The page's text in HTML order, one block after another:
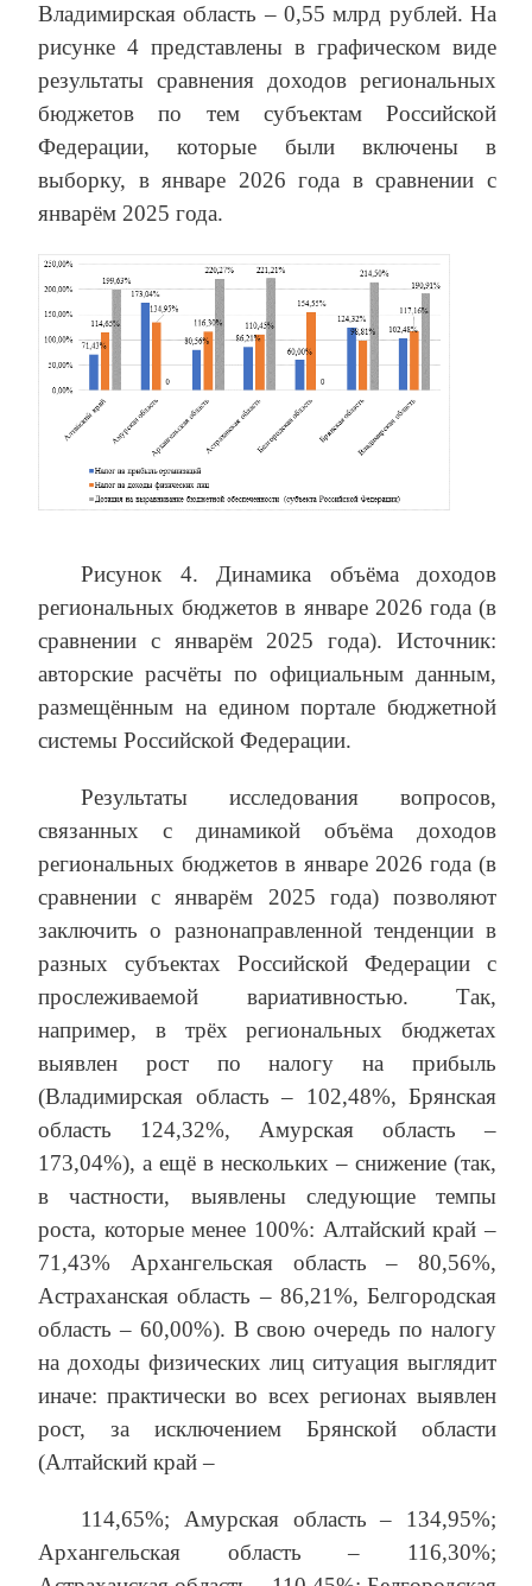
Владимирская область – 0,55 млрд рублей. На
рисунке 4 представлены в графическом виде
результаты сравнения доходов региональных
бюджетов по тем субъектам Российской
Федерации, которые были включены в
выборку, в январе 2026 года в сравнении с
январём 2025 года.
Рисунок 4. Динамика объёма доходов
региональных бюджетов в январе 2026 года (в
сравнении с январём 2025 года). Источник:
авторские расчёты по официальным данным,
размещённым на едином портале бюджетной
системы Российской Федерации.
Результаты исследования вопросов,
связанных с динамикой объёма доходов
региональных бюджетов в январе 2026 года (в
сравнении с январём 2025 года) позволяют
заключить о разнонаправленной тенденции в
разных субъектах Российской Федерации с
прослеживаемой вариативностью. Так,
например, в трёх региональных бюджетах
выявлен рост по налогу на прибыль
(Владимирская область – 102,48%, Брянская
область 124,32%, Амурская область –
173,04%), а ещё в нескольких – снижение (так,
в частности, выявлены следующие темпы
роста, которые менее 100%: Алтайский край –
71,43% Архангельская область – 80,56%,
Астраханская область – 86,21%, Белгородская
область – 60,00%). В свою очередь по налогу
на доходы физических лиц ситуация выглядит
иначе: практически во всех регионах выявлен
рост, за исключением Брянской области
(Алтайский край –
114,65%; Амурская область – 134,95%;
Архангельская область – 116,30%;